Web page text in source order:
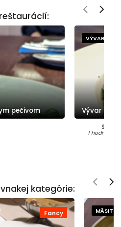
pečivom
VÝVARY
Vývar
Super
1 hodnotení
kategórie:
Fancy MÄSITÉ